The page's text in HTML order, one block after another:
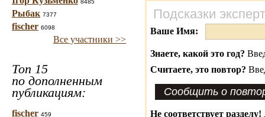
8485
Рыбак 7377
fischer 6098
Все участники >>
Топ 15
по дополненным
публикациям:
fischer 459
Подсказки
Ваше Имя:
Знаете, какой это год?
Считаете, это повтор?
Не соответствует разделу!